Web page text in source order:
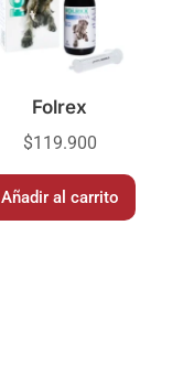
Folrex
$119.900
Añadir al carrito